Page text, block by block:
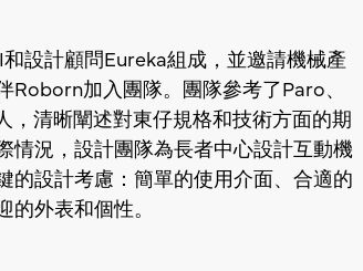
設計顧問Eureka組成，並邀請機械產
Roborn加入團隊。團隊參考了Paro、
，清晰闡述對東仔規格和技術方面的期
情況，設計團隊為長者中心設計互動機
的設計考慮：簡單的使用介面、合適的
外表和個性。